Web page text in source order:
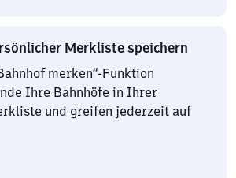
Merkliste speichern
merken“-Funktion
Ihre Bahnhöfe in Ihrer
und greifen jederzeit auf